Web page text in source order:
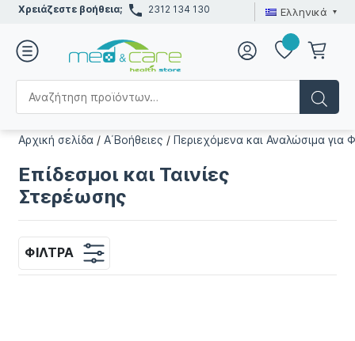
Χρειάζεστε βοήθεια; 2312 134 130 Ελληνικά
Αρχική σελίδα /Α΄Βοήθειες /Περιεχόμενα και Αναλώσιμα για
Επίδεσμοι και Ταινίες
Στερέωσης
ΦΊΛΤΡΑ